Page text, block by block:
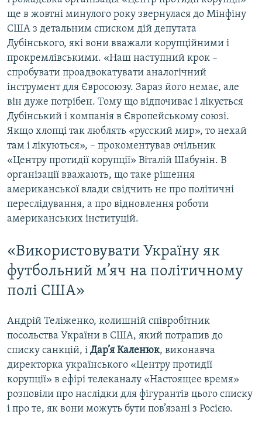
ще в жовтні минулого року звернулася до Мінфіну
США з детальним списком дій депутата
Дубінського, які вони вважали корупційними і
прокремлівськими. «Наш наступний крок –
спробувати проадвокатувати аналогічний
інструмент для Євросоюзу. Зараз його немає, але
він дуже потрібен. Тому що відпочиває і лікується
Дубінський і компанія в Європейському союзі.
Якщо хлопці так люблять «русский мир», то нехай
там і лікуються», – прокоментував очільник
«Центру протидії корупції» Віталій Шабунін. В
організації вважають, що таке рішення
американської влади свідчить не про політичні
переслідування, а про відновлення роботи
американських інституцій.
«Використовувати Україну як
футбольний м’яч на політичному
полі США»
Андрій Теліженко, колишній співробітник
посольства України в США, який потрапив до
списку санкцій, і Дар’я Каленюк, виконавча
директорка українського «Центру протидії
корупції» в ефірі телеканалу «Настоящее время»
розповіли про наслідки для фігурантів цього списку
і про те, як вони можуть бути пов’язані з Росією.